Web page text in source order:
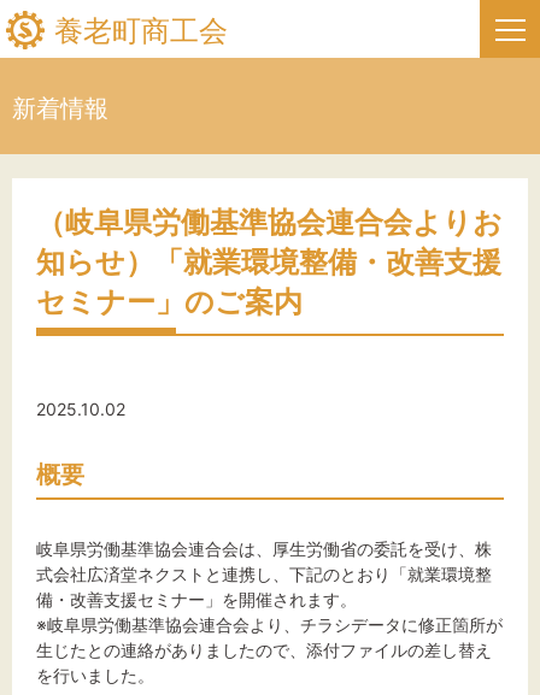
養老町商工会
事業者・創業者の方へ
関係機関の方へ
文字サイズ
新着情報
（岐阜県労働基準協会連合会よりお
知らせ）「就業環境整備・改善支援
セミナー」のご案内
2025.10.02
概要
岐阜県労働基準協会連合会は、厚生労働省の委託を受け、株
式会社広済堂ネクストと連携し、下記のとおり「就業環境整
備・改善支援セミナー」を開催されます。
※岐阜県労働基準協会連合会より、チラシデータに修正箇所が
生じたとの連絡がありましたので、添付ファイルの差し替え
を行いました。